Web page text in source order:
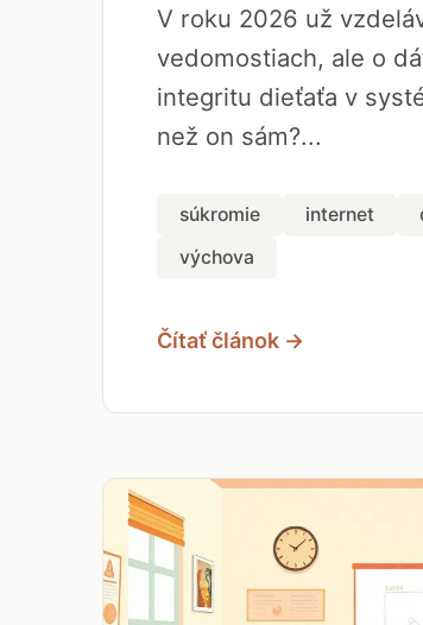
V roku 2026 už
vedomostiach, ale o
integritu dieťaťa v
než on sám?...
súkromie internet
výchova
Čítať článok →